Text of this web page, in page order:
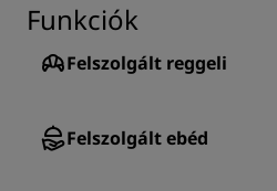
Funkciók
Felszolgált reggeli
Felszolgált ebéd